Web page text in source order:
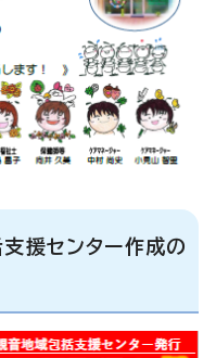
援センター作成の